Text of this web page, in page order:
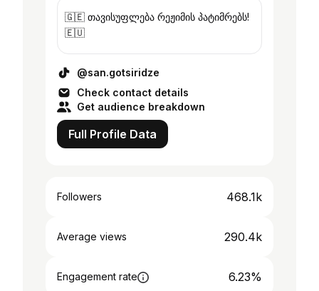
🇬🇪 თავისუფლება რეჟიმის პატიმრებს!
🇪🇺
@san.gotsiridze
Check contact details
Get audience breakdown
Full Profile Data
Followers 468.1k
Average views 290.4k
Engagement rate 6.23%